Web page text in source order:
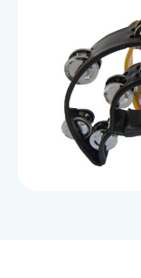
JOYSOUNDの特長
製品情報
ご契約までの流れ